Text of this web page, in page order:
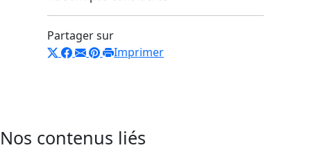
Partager sur
Imprimer
Nos contenus liés